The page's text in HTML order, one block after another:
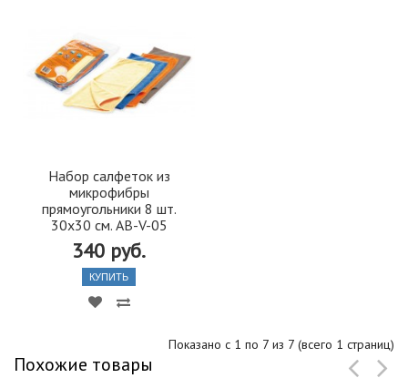
Набор салфеток из
микрофибры
прямоугольники 8 шт.
30х30 см. AB-V-05
340 руб.
КУПИТЬ
Показано с 1 по 7 из 7 (всего 1 страниц)
Похожие товары